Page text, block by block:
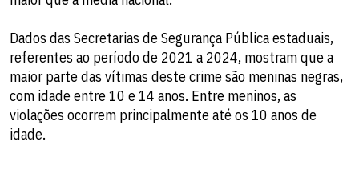
Dados das Secretarias de Segurança Pública estaduais,
referentes ao período de 2021 a 2024, mostram que a
maior parte das vítimas deste crime são meninas negras,
com idade entre 10 e 14 anos. Entre meninos, as
violações ocorrem principalmente até os 10 anos de
idade.